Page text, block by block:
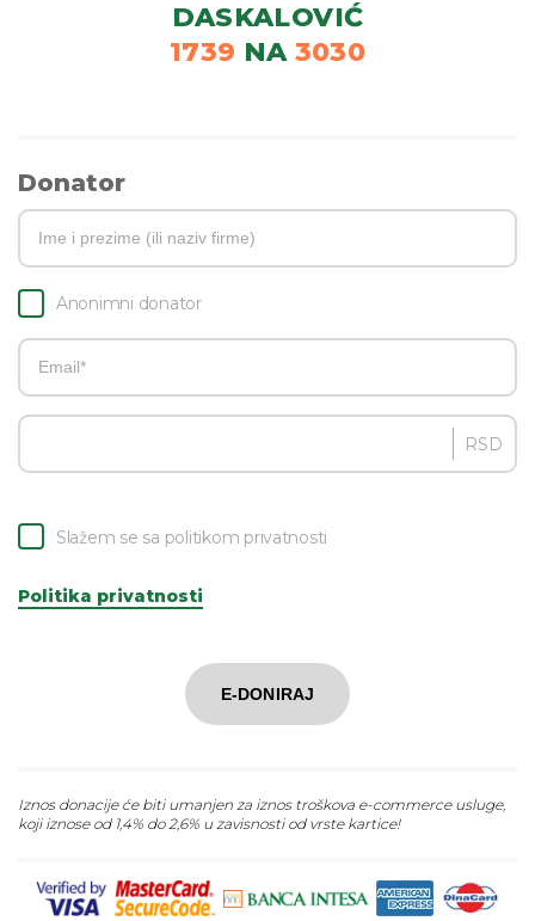
DASKALOVIĆ
1739 NA 3030
Donator
Anonimni donator
RSD
Slažem se sa politikom privatnosti
Politika privatnosti
E-DONIRAJ
Iznos donacije će biti umanjen za iznos troškova e-commerce usluge,
koji iznose od 1,4% do 2,6% u zavisnosti od vrste kartice!